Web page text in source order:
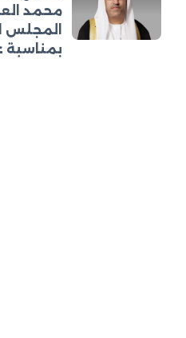
محمد
المجلس
بمناسبة